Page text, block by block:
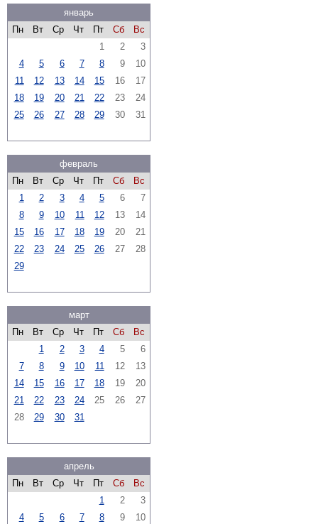
январь
Пн
Вт Ср Чт Пт Сб
Вс
1
2
3
4
5 6 7 8 9
10
11
12 13 14 15 16
17
18
19 20 21 22 23
24
25
26 27 28 29 30 31
февраль
Пн
Вт Ср Чт Пт Сб
Вс
1
2 3 4 5 6
7
8
9 10 11 12 13
14
15
16 17 18 19 20
21
22
23 24 25 26 27
28
29
март
Пн
Вт Ср Чт Пт Сб
Вс
1
2 3 4 5
6
7
8 9 10 11 12
13
14
15 16 17 18 19
20
21
22 23 24 25 26
27
28
29 30 31
апрель
Пн
Вт Ср Чт Пт Сб
Вс
1
2
3
4
5 6 7 8 9
10